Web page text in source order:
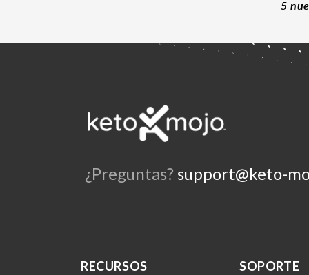
5
¿Preguntas? support@keto-
RECURSOS SOPORTE